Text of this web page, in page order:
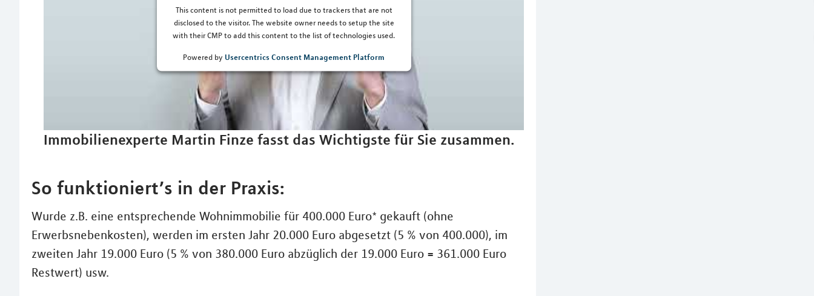
This content is not permitted to load due to trackers that are not
disclosed to the visitor. The website owner needs to setup the site
with their CMP to add this content to the list of technologies used.
Powered by Usercentrics Consent Management Platform
Immobilienexperte Martin Finze fasst das Wichtigste für Sie zusammen.
So funktioniert’s in der Praxis:
Wurde z.B. eine entsprechende Wohnimmobilie für 400.000 Euro* gekauft (ohne
Erwerbsnebenkosten), werden im ersten Jahr 20.000 Euro abgesetzt (5 % von 400.000), im
zweiten Jahr 19.000 Euro (5 % von 380.000 Euro abzüglich der 19.000 Euro = 361.000 Euro
Restwert) usw.